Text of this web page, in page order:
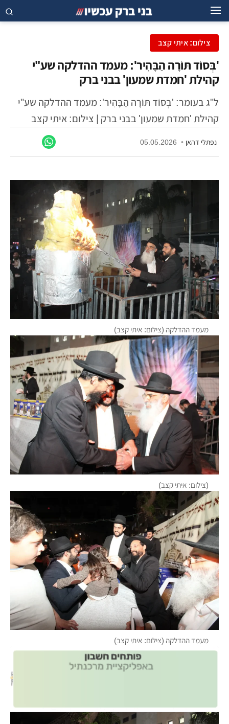
צילום: איתי קצב
'בְּסוֹד תּוֹרָה הַבָּהִיר': מעמד ההדלקה שע"י
קהילת 'חמדת שמעון' בבני ברק
ל"ג בעומר: 'בְּסוֹד תּוֹרָה הַבָּהִיר': מעמד ההדלקה שע"י
קהילת 'חמדת שמעון' בבני ברק | צילום: איתי קצב
נפתלי דהאן •
05.05.2026
מעמד ההדלקה (צילום: איתי קצב)
(צילום: איתי קצב)
מעמד ההדלקה (צילום: איתי קצב)